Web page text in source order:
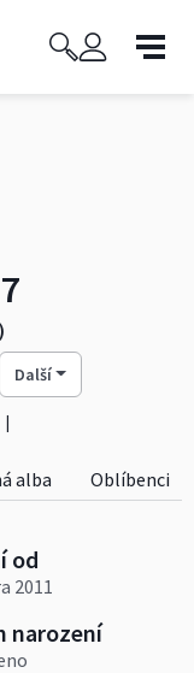
Další
alba Oblíbenci
od
2011
narození